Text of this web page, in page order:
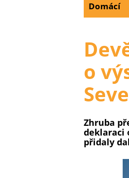
Domácí
o
Zhruba
deklaraci
přidaly